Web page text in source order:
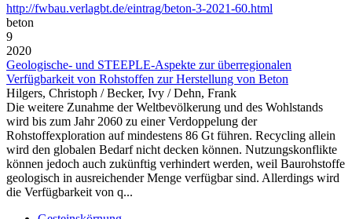
http://fwbau.verlagbt.de/eintrag/beton-3-2021-60.html
beton
9
2020
Geologische- und STEEPLE-Aspekte zur überregionalen
Verfügbarkeit von Rohstoffen zur Herstellung von Beton
Hilgers, Christoph / Becker, Ivy / Dehn, Frank
Die weitere Zunahme der Weltbevölkerung und des Wohlstands
wird bis zum Jahr 2060 zu einer Verdoppelung der
Rohstoffexploration auf mindestens 86 Gt führen. Recycling allein
wird den globalen Bedarf nicht decken können. Nutzungskonflikte
können jedoch auch zukünftig verhindert werden, weil Baurohstoffe
geologisch in ausreichender Menge verfügbar sind. Allerdings wird
die Verfügbarkeit von q...